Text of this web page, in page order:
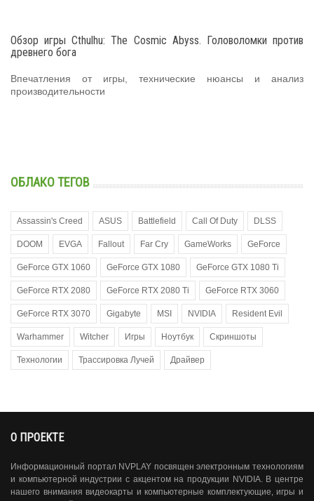
Обзор игры Cthulhu: The Cosmic Abyss. Головоломки против
древнего бога
Впечатления от игры, технические нюансы и анализ
производительности
ОБЛАКО ТЕГОВ
Assassin's Creed ASUS Battlefield Call Of Duty DLSS
DOOM EVGA Fallout Far Cry GameWorks GeForce
GeForce GTX 1060 GeForce GTX 1080 GeForce GTX 1080 Ti
GeForce RTX 2080 GeForce RTX 2080 Ti GeForce RTX 3060
GeForce RTX 3070 Gigabyte MSI NVIDIA Resident Evil
Warhammer Witcher Игры Ноутбук Скриншоты
Технологии Трассировка Лучей Драйвер
О ПРОЕКТЕ
Информационный портал NVPLAY посвящен электронным технологиям
и компьютерной индустрии с акцентом на продукции NVIDIA. В центре
нашего внимания видеокарты и компьютерные комплектующие, игры и